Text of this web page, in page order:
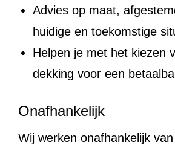
Advies op maat,
huidige en toekomstige
Helpen je met het kiezen
dekking voor een
Onafhankelijk
Wij werken onafhankelijk van